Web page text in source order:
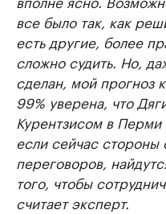
все было так, как
есть другие, более
сложно судить. Но,
сделан, мой прогноз
99% уверена, что
Курентзисом в
если сейчас стороны
переговоров,
того, чтобы
считает эксперт.